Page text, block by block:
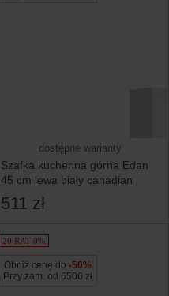
dostępne warianty
Szafka kuchenna górna Edan
45 cm lewa biały canadian
511 zł
20 RAT 0%
Obniż cenę do -50%
Przy zam. od 6500 zł